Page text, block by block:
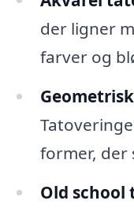
der ligner
farver og
former, der
Old